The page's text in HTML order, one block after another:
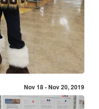
Nov 18 - Nov 20, 2019